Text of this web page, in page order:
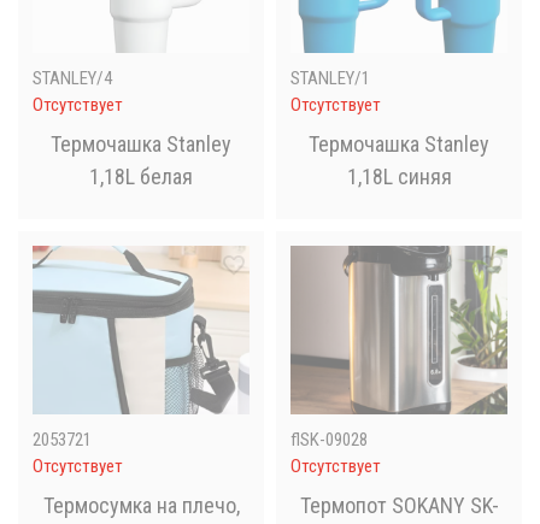
STANLEY/4
Отсутствует
Термочашка Stanley
1,18L белая
STANLEY/1
Отсутствует
Термочашка Stanley
1,18L синяя
2053721
Отсутствует
Термосумка на плечо,
flSK-09028
Отсутствует
Термопот SOKANY SK-